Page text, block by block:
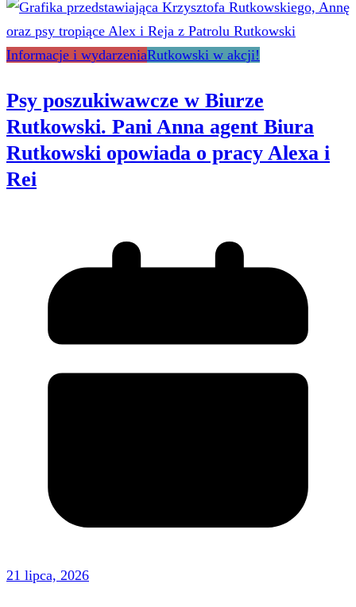
Informacje i wydarzeniaRutkowski w akcji!
Psy poszukiwawcze w Biurze
Rutkowski. Pani Anna agent Biura
Rutkowski opowiada o pracy Alexa i
Rei
21 lipca, 2026